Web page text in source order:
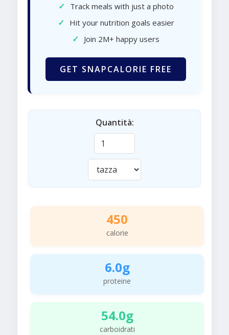
✓ Track meals with just a photo
✓ Hit your nutrition goals easier
✓ Join 2M+ happy users
GET SNAPCALORIE FREE
Quantità:
450
calorie
6.0g
proteine
54.0g
carboidrati